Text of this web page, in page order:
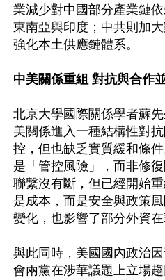
業減少對中國部分產業鏈
東南亞與印度；中共則加
強化本土供應鏈體系。
中美關係重組 對抗與合作
北京大學國際關係學者蘇
美關係進入一種結構性對
控，但也缺乏實質緩和條
是「管控風險」，而非修
聯繫沒有斷，但已經開始
是成本，而是安全與政策
變化，也影響了部分外資在
與此同時，美國國內政治
會兩黨在涉華議題上立場趨